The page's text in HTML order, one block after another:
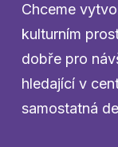
Chceme
kulturním
dobře pro
hledající v
samostatná